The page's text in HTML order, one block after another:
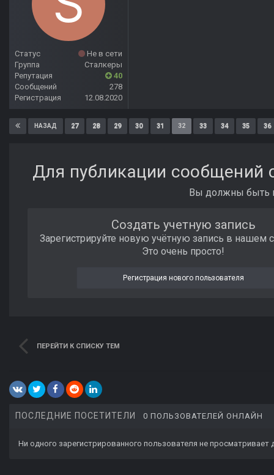
Статус
Не в сети
Группа
Сталкеры
Репутация
40
Сообщений
278
Регистрация
12.08.2020
НАЗАД 27 28 29 30 31 32 33 34 35 36
Для публикации сообщений
Вы должны быть
Создать учетную запись
Зарегистрируйте новую учётную запись в нашем
Это очень просто!
Регистрация нового пользователя
ПЕРЕЙТИ К СПИСКУ ТЕМ
ПОСЛЕДНИЕ ПОСЕТИТЕЛИ 0 ПОЛЬЗОВАТЕЛЕЙ ОНЛАЙН
Ни одного зарегистрированного пользователя не просматривает